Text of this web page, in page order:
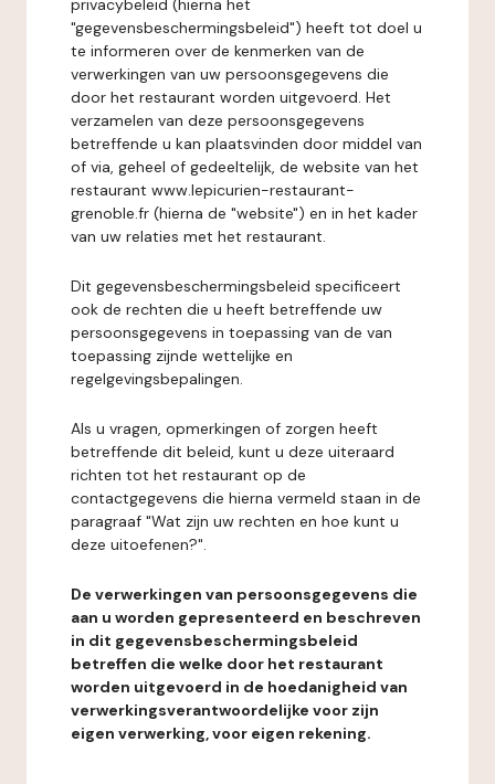
privacybeleid (hierna het
"gegevensbeschermingsbeleid") heeft tot doel u
te informeren over de kenmerken van de
verwerkingen van uw persoonsgegevens die
door het restaurant worden uitgevoerd. Het
verzamelen van deze persoonsgegevens
betreffende u kan plaatsvinden door middel van
of via, geheel of gedeeltelijk, de website van het
restaurant www.lepicurien-restaurant-
grenoble.fr (hierna de "website") en in het kader
van uw relaties met het restaurant.
Dit gegevensbeschermingsbeleid specificeert
ook de rechten die u heeft betreffende uw
persoonsgegevens in toepassing van de van
toepassing zijnde wettelijke en
regelgevingsbepalingen.
Als u vragen, opmerkingen of zorgen heeft
betreffende dit beleid, kunt u deze uiteraard
richten tot het restaurant op de
contactgegevens die hierna vermeld staan in de
paragraaf "Wat zijn uw rechten en hoe kunt u
deze uitoefenen?".
De verwerkingen van persoonsgegevens die
aan u worden gepresenteerd en beschreven
in dit gegevensbeschermingsbeleid
betreffen die welke door het restaurant
worden uitgevoerd in de hoedanigheid van
verwerkingsverantwoordelijke voor zijn
eigen verwerking, voor eigen rekening.